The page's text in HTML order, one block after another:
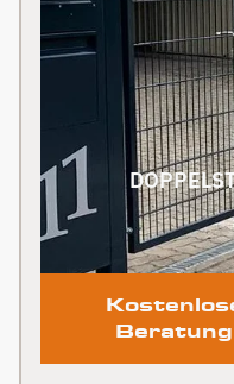
Grundstück deutlich auf.
Klare Empfehlung!
Beratung